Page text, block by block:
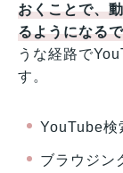
おくことで、
るようになる
うな経路で
す。
YouTube検
ブラウジン